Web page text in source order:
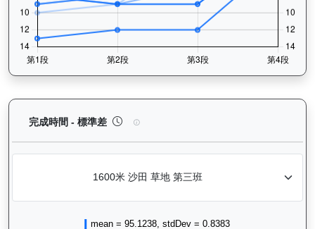
完成時間 - 標準差 活力拍檔（K554）— 完成時間標準差